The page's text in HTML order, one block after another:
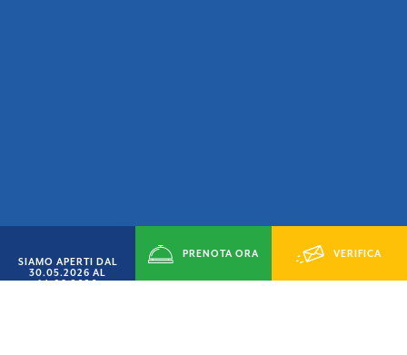
SIAMO APERTI DAL
30.05.2026 AL
14.09.2026
PRENOTA ORA VERIFICA